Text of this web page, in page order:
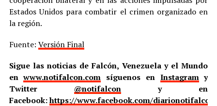
Estados Unidos para combatir el crimen organizado en
la región.
Fuente: Versión Final
Sigue las noticias de Falcón, Venezuela y el Mundo
enwww.notifalcon.com síguenos en Instagramy
Twitter @notifalcony en
Facebook:https://www.facebook.com/